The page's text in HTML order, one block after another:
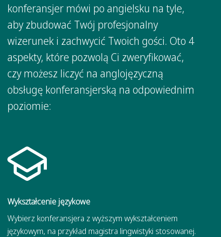
konferansjer mówi po angielsku na tyle,
aby zbudować Twój profesjonalny
wizerunek i zachwycić Twoich gości. Oto 4
aspekty, które pozwolą Ci zweryfikować,
czy możesz liczyć na anglojęzyczną
obsługę konferansjerską na odpowiednim
poziomie:
Wykształcenie językowe
Wybierz konferansjera z wyższym wykształceniem
językowym, na przykład magistra lingwistyki stosowanej.